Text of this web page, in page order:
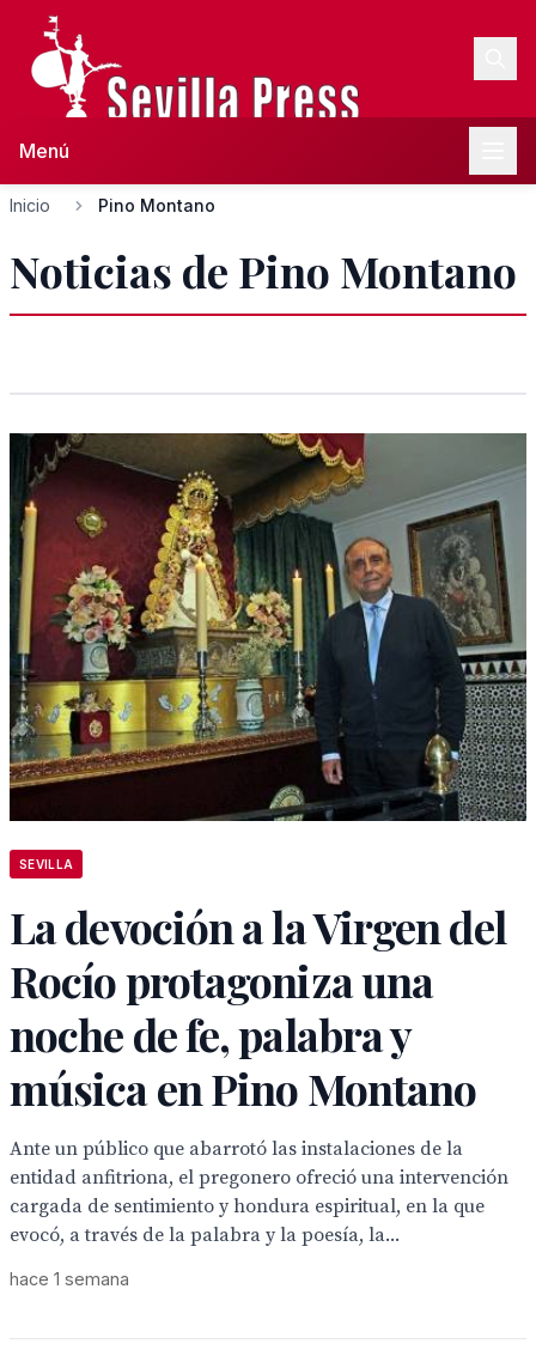
Menú
Inicio Pino Montano
Noticias de Pino Montano
SEVILLA
La devoción a la Virgen del
Rocío protagoniza una
noche de fe, palabra y
música en Pino Montano
Ante un público que abarrotó las instalaciones de la
entidad anfitriona, el pregonero ofreció una intervención
cargada de sentimiento y hondura espiritual, en la que
evocó, a través de la palabra y la poesía, la...
hace 1 semana